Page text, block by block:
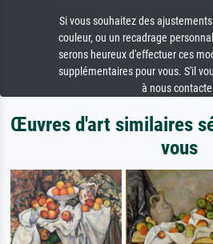
Si vous souhaitez des
couleur, ou un recadrage
serons heureux d'effectuer ces
supplémentaires pour vous. S'il
à nous
Œuvres d'art similaires
vous